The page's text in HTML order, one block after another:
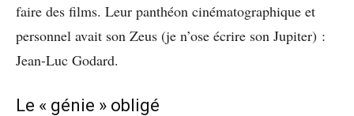
faire des films. Leur panthéon cinématographique et
personnel avait son Zeus (je n’ose écrire son Jupiter) :
Jean-Luc Godard.
Le « génie » obligé